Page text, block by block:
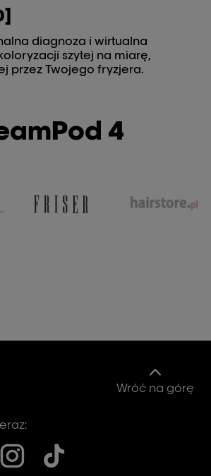
diagnoza i wirtualna
szytej na miarę,
przez Twojego fryzjera.
4
Wróć na górę